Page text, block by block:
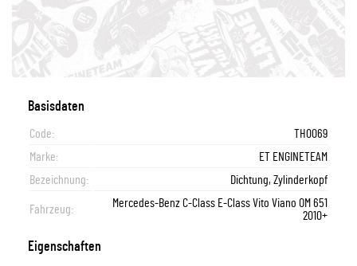
Basisdaten
Code:
TH0069
Marke:
ET ENGINETEAM
Bezeichnung:
Dichtung, Zylinderkopf
Fahrzeug:
Mercedes-Benz C-Class E-Class Vito Viano OM 651
2010+
Eigenschaften